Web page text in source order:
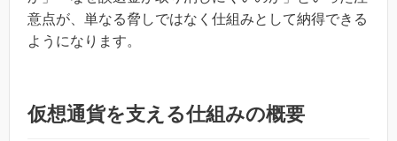
意点が、単なる脅しではなく仕組みとして納得できる
ようになります。
仮想通貨を支える仕組みの概要